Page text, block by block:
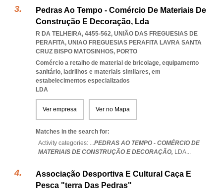
Pedras Ao Tempo - Comércio De Materiais De
Construção E Decoração, Lda
R DA TELHEIRA, 4455-562, UNIÃO DAS FREGUESIAS DE
PERAFITA, UNIAO FREGUESIAS PERAFITA LAVRA SANTA
CRUZ BISPO MATOSINHOS, PORTO
Comércio a retalho de material de bricolage, equipamento
sanitário, ladrilhos e materiais similares, em
estabelecimentos especializados
LDA
Ver empresa Ver no Mapa
Matches in the search for:
Activity categories: ...PEDRAS AO TEMPO - COMÉRCIO DE
MATERIAIS DE CONSTRUÇÃO E DECORAÇÃO, LDA...
Associação Desportiva E Cultural Caça E
Pesca "terra Das Pedras"